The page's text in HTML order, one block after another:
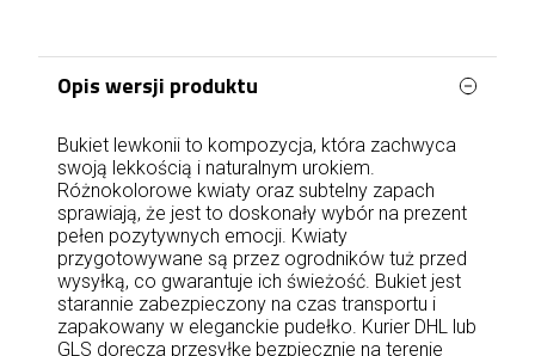
Opis wersji produktu
Bukiet lewkonii to kompozycja, która zachwyca
swoją lekkością i naturalnym urokiem.
Różnokolorowe kwiaty oraz subtelny zapach
sprawiają, że jest to doskonały wybór na prezent
pełen pozytywnych emocji. Kwiaty
przygotowywane są przez ogrodników tuż przed
wysyłką, co gwarantuje ich świeżość. Bukiet jest
starannie zabezpieczony na czas transportu i
zapakowany w eleganckie pudełko. Kurier DHL lub
GLS doręcza przesyłkę bezpiecznie na terenie